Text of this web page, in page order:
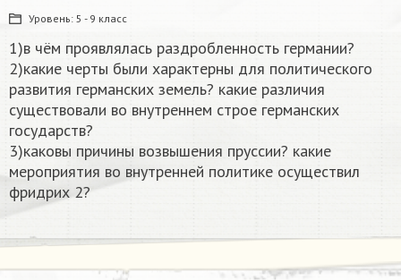
Уровень: 5 - 9 класс
1)в чём проявлялась раздробленность германии?
2)какие черты были характерны для политического
развития германских земель? какие различия
существовали во внутреннем строе германских
государств?
3)каковы причины возвышения пруссии? какие
мероприятия во внутренней политике осуществил
фридрих 2?​